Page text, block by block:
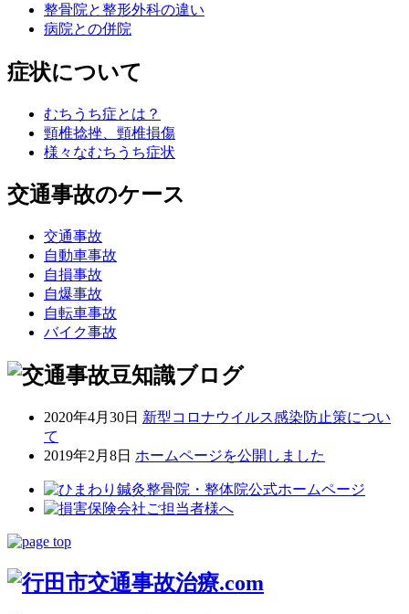
整骨院と整形外科の違い
病院との併院
症状について
むちうち症とは？
頸椎捻挫、頸椎損傷
様々なむちうち症状
交通事故のケース
交通事故
自動車事故
自損事故
自爆事故
自転車事故
バイク事故
2020年4月30日 新型コロナウイルス感染防止策につい
て
2019年2月8日 ホームページを公開しました